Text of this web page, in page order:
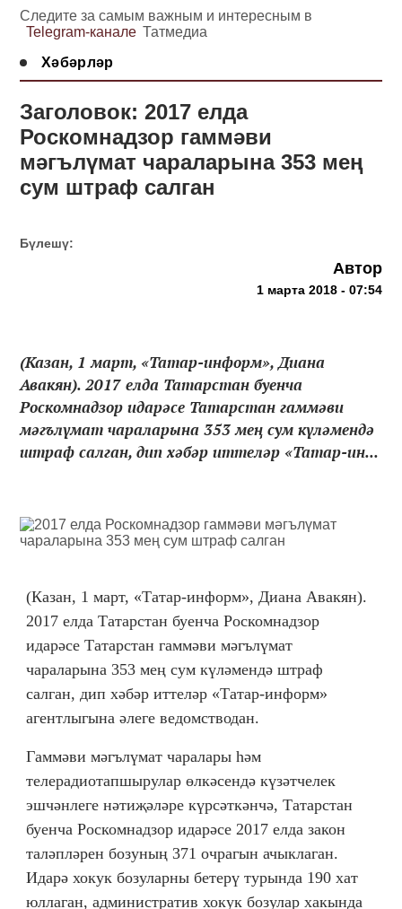
Следите за самым важным и интересным в
Telegram-канале Татмедиа
Хәбәрләр
Заголовок: 2017 елда
Роскомнадзор гаммәви
мәгълүмат чараларына 353 мең
сум штраф салган
Бүлешү:
Автор
1 марта 2018 - 07:54
(Казан, 1 март, «Татар-информ», Диана
Авакян). 2017 елда Татарстан буенча
Роскомнадзор идарәсе Татарстан гаммәви
мәгълүмат чараларына 353 мең сум күләмендә
штраф салган, дип хәбәр иттеләр «Татар-ин...
(Казан, 1 март, «Татар-информ», Диана Авакян).
2017 елда Татарстан буенча Роскомнадзор
идарәсе Татарстан гаммәви мәгълүмат
чараларына 353 мең сум күләмендә штраф
салган, дип хәбәр иттеләр «Татар-информ»
агентлыгына әлеге ведомстводан.
Гаммәви мәгълүмат чаралары һәм
телерадиотапшырулар өлкәсендә күзәтчелек
эшчәнлеге нәтиҗәләре күрсәткәнчә, Татарстан
буенча Роскомнадзор идарәсе 2017 елда закон
таләпләрен бозуның 371 очрагын ачыклаган.
Идарә хокук бозуларны бетерү турында 190 хат
юллаган, административ хокук бозулар хакында